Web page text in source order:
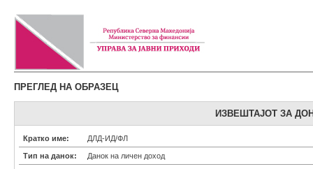
ПРЕГЛЕД НА ОБРАЗЕЦ
ИЗВЕШТАЈОТ ЗА
Кратко име: ДЛД-ИД/ФЛ
Тип на данок: Данок на личен доход